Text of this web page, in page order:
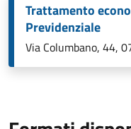
Trattamento
Previdenziale
Via Columbano, 44,